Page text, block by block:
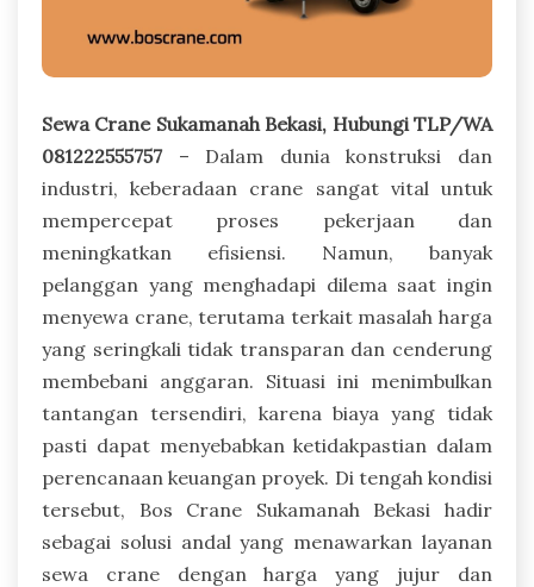
Sewa Crane Sukamanah Bekasi, Hubungi TLP/WA
081222555757– Dalam dunia konstruksi dan
industri, keberadaan crane sangat vital untuk
mempercepat proses pekerjaan dan
meningkatkan efisiensi. Namun, banyak
pelanggan yang menghadapi dilema saat ingin
menyewa crane, terutama terkait masalah harga
yang seringkali tidak transparan dan cenderung
membebani anggaran. Situasi ini menimbulkan
tantangan tersendiri, karena biaya yang tidak
pasti dapat menyebabkan ketidakpastian dalam
perencanaan keuangan proyek. Di tengah kondisi
tersebut, Bos Crane Sukamanah Bekasi hadir
sebagai solusi andal yang menawarkan layanan
sewa crane dengan harga yang jujur dan